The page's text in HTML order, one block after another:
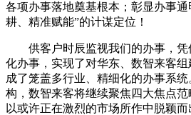
各项办事落地奠基根本；彰显办事
耕、精准赋能”的计谋定位！
供客户时辰监视我们的办事，凭
化办事，实现了对华东、数智来客
成了笼盖多行业、精细化的办事系
构，数智来客将继续聚焦四大焦点
以或许正在激烈的市场所作中脱颖